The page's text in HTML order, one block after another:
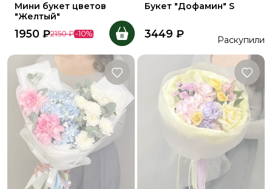
Мини букет цветов
"Желтый"
1950 ₽2150 ₽-10%
Букет "Дофамин" S
3449 ₽ Раскупили